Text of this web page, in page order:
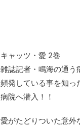
キャッツ・愛 2巻
雑誌記者・鳴海の通う
頻発している事を知っ
病院へ潜入！！
愛がたどりついた意外